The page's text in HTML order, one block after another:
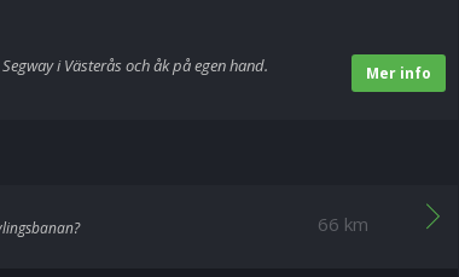
Mer info
i Västerås och åk på egen hand.
66 km